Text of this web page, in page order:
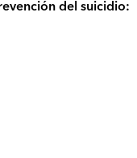
del suicidio: